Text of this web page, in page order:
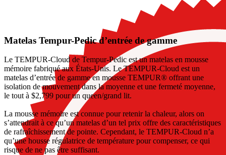
Matelas Tempur-Pedic d’entrée de gamme
Le TEMPUR-Cloud de Tempur-Pedic est un matelas en mousse
mémoire fabriqué aux États-Unis. Le TEMPUR-Cloud est un
matelas d’entrée de gamme en mousse TEMPUR® offrant une
isolation de mouvement dans la moyenne et une fermeté moyenne,
le tout à $2,799 pour un queen/grand lit.
La mousse mémoire est connue pour retenir la chaleur, alors on
s’attendrait à ce qu’un matelas d’un tel prix offre des caractéristiques
de rafraîchissement de pointe. Cependant, le TEMPUR-Cloud n’a
qu’une housse régulatrice de température pour compenser, ce qui
risque de ne pas être suffisant.